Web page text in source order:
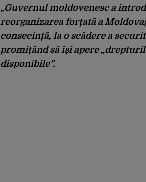
„Guvernul moldovenesc a
reorganizarea forțată a
consecință, la o scădere a
promițând să își apere
disponibile”.